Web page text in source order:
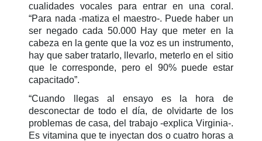
cualidades vocales para entrar en una coral.
“Para nada -matiza el maestro-. Puede haber un
ser negado cada 50.000 Hay que meter en la
cabeza en la gente que la voz es un instrumento,
hay que saber tratarlo, llevarlo, meterlo en el sitio
que le corresponde, pero el 90% puede estar
capacitado”.
“Cuando llegas al ensayo es la hora de
desconectar de todo el día, de olvidarte de los
problemas de casa, del trabajo -explica Virginia-.
Es vitamina que te inyectan dos o cuatro horas a